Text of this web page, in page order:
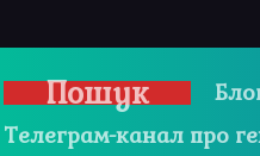
Пошук
Телеграм-канал про